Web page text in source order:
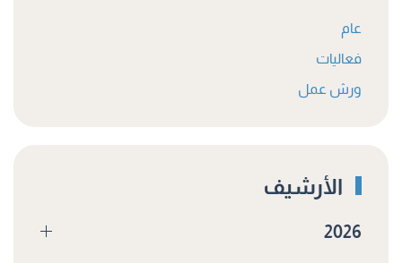
عام
فعاليات
ورش عمل
الأرشيف
2026